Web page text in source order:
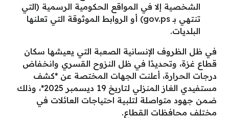
الشخصية إلا في المواقع الحكومية الرسمية (التي
تنتهي بـ gov.ps) أو الروابط الموثوقة التي تعلنها
البلديات.
في ظل الظروف الإنسانية الصعبة التي يعيشها سكان
قطاع غزة، وتحديدًا في ظل النزوح القسري وانخفاض
درجات الحرارة، أعلنت الجهات المختصة عن *كشف
مستفيدي الغاز المنزلي لتاريخ 19 ديسمبر 2025*، وذلك
ضمن جهود متواصلة لتلبية احتياجات العائلات في
مختلف محافظات القطاع.